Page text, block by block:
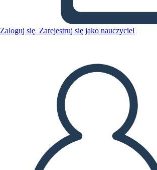
Zaloguj się Zarejestruj się jako nauczyciel
STWÓRZ SCENORYS
PRZECZYTAJ MI